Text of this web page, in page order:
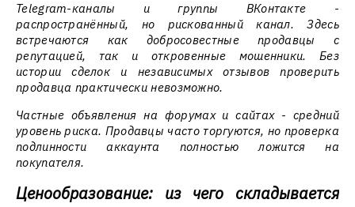
Telegram-каналы и группы ВКонтакте -
распространённый, но рискованный канал. Здесь
встречаются как добросовестные продавцы с
репутацией, так и откровенные мошенники. Без
истории сделок и независимых отзывов проверить
продавца практически невозможно.
Частные объявления на форумах и сайтах - средний
уровень риска. Продавцы часто торгуются, но проверка
подлинности аккаунта полностью ложится на
покупателя.
Ценообразование: из чего складывается